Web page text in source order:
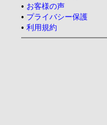
• お客様の声
• プライバシー保護
• 利用規約